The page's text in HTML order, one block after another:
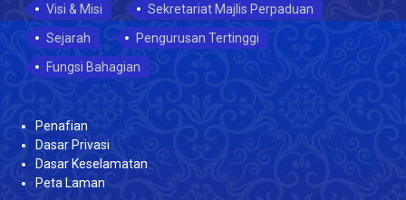
Visi & Misi
Sekretariat Majlis Perpaduan
Sejarah
Pengurusan Tertinggi
Fungsi Bahagian
Penafian
Dasar Privasi
Dasar Keselamatan
Peta Laman